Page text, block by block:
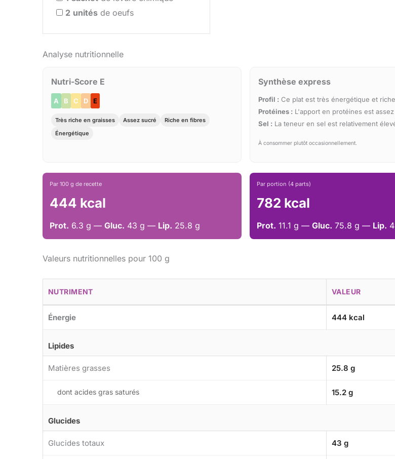
2 unités de oeufs
Analyse nutritionnelle
Nutri-Score E
A B C D E
Très riche en graisses Assez sucré
Riche en fibres
Énergétique
Synthèse express
Profil : Ce plat est très énergétique et
Protéines : L'apport en protéines est
Sel : La teneur en sel est relativement
À consommer plutôt occasionnellement.
Par 100 g de recette
444 kcal
Prot. 6.3 g — Gluc. 43 g — Lip. 25.8 g
Par portion (4 parts)
782 kcal
Prot. 11.1 g —Gluc. 75.8 g — Lip.
Valeurs nutritionnelles pour 100 g
NUTRIMENT VALEUR
Énergie 444 kcal
Lipides
Matières grasses 25.8 g
dont acides gras saturés 15.2 g
Glucides
Glucides totaux 43 g